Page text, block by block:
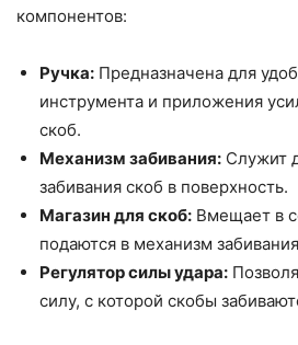
компонентов:
Ручка: Предназначена для
инструмента и приложения
скоб.
Механизм забивания: Служит
забивания скоб в поверхность.
Магазин для скоб: Вмещает в
подаются в механизм
Регулятор силы удара:
силу, с которой скобы